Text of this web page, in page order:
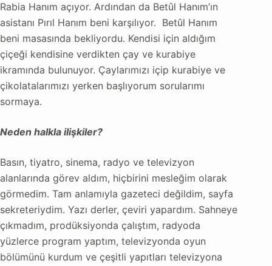
Rabia Hanım açıyor. Ardından da Betûl Hanım’ın
asistanı Pırıl Hanım beni karşılıyor. Betûl Hanım
beni masasında bekliyordu. Kendisi için aldığım
çiçeği kendisine verdikten çay ve kurabiye
ikramında bulunuyor. Çaylarımızı içip kurabiye ve
çikolatalarımızı yerken başlıyorum sorularımı
sormaya.
Neden halkla ilişkiler?
Basın, tiyatro, sinema, radyo ve televizyon
alanlarında görev aldım, hiçbirini mesleğim olarak
görmedim. Tam anlamıyla gazeteci değildim, sayfa
sekreteriydim. Yazı derler, çeviri yapardım. Sahneye
çıkmadım, prodüksiyonda çalıştım, radyoda
yüzlerce program yaptım, televizyonda oyun
bölümünü kurdum ve çeşitli yapıtları televizyona